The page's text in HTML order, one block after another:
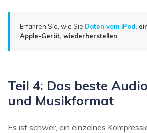
Erfahren Sie, wie Sie Daten vom iPod,
Apple-Gerät, wiederherstellen
Teil 4: Das beste
und Musikformat
Es ist schwer, ein einzelnes